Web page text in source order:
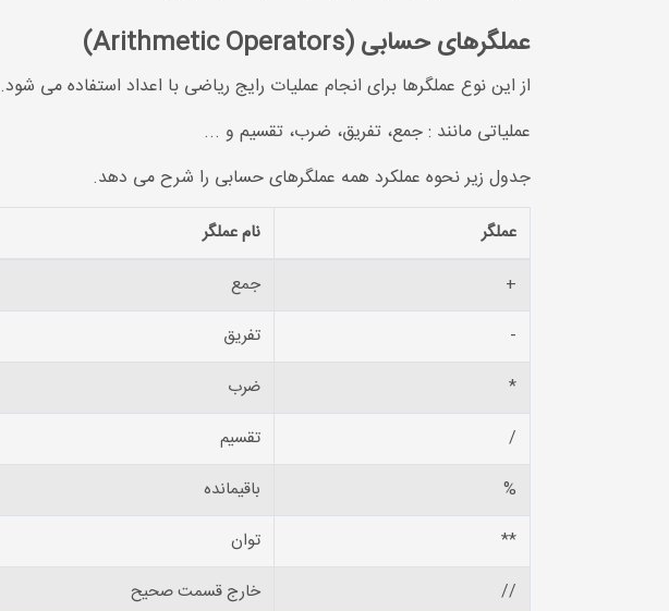
عملگرهای حسابی (Arithmetic Operators)
از این نوع عملگرها برای انجام عملیات رایج ریاضی با اعداد استفاده می شود.
عملیاتی مانند : جمع، تفریق، ضرب، تقسیم و ...
جدول زیر نحوه عملکرد همه عملگرهای حسابی را شرح می دهد.
عملگر نام عملگر
+
جمع
-
تفریق
*
ضرب
/
تقسیم
%
باقیمانده
**
توان
//
خارج قسمت صحیح